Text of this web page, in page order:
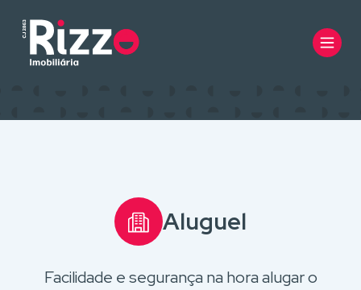
Aluguel
Facilidade e segurança na hora alugar o